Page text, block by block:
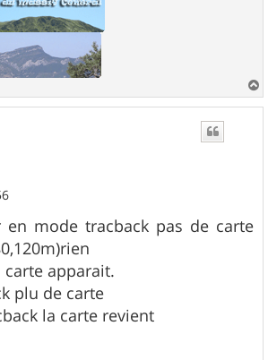
a
en mode tracback pas de carte
apparait.
plu de carte
la carte revient